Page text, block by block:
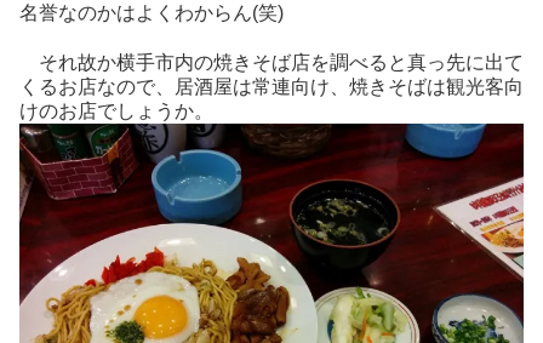
名誉なのかはよくわからん(笑)
それ故か横手市内の焼きそば店を調べると真っ先に出て
くるお店なので、居酒屋は常連向け、焼きそばは観光客向
けのお店でしょうか。